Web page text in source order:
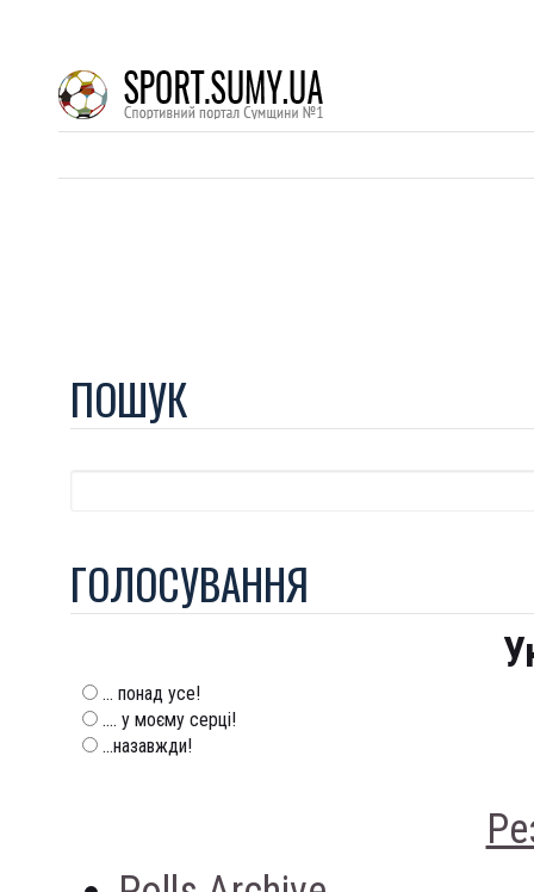
ПОШУК
ГОЛОСУВАННЯ
... понад усе!
.... у моєму серці!
...назавжди!